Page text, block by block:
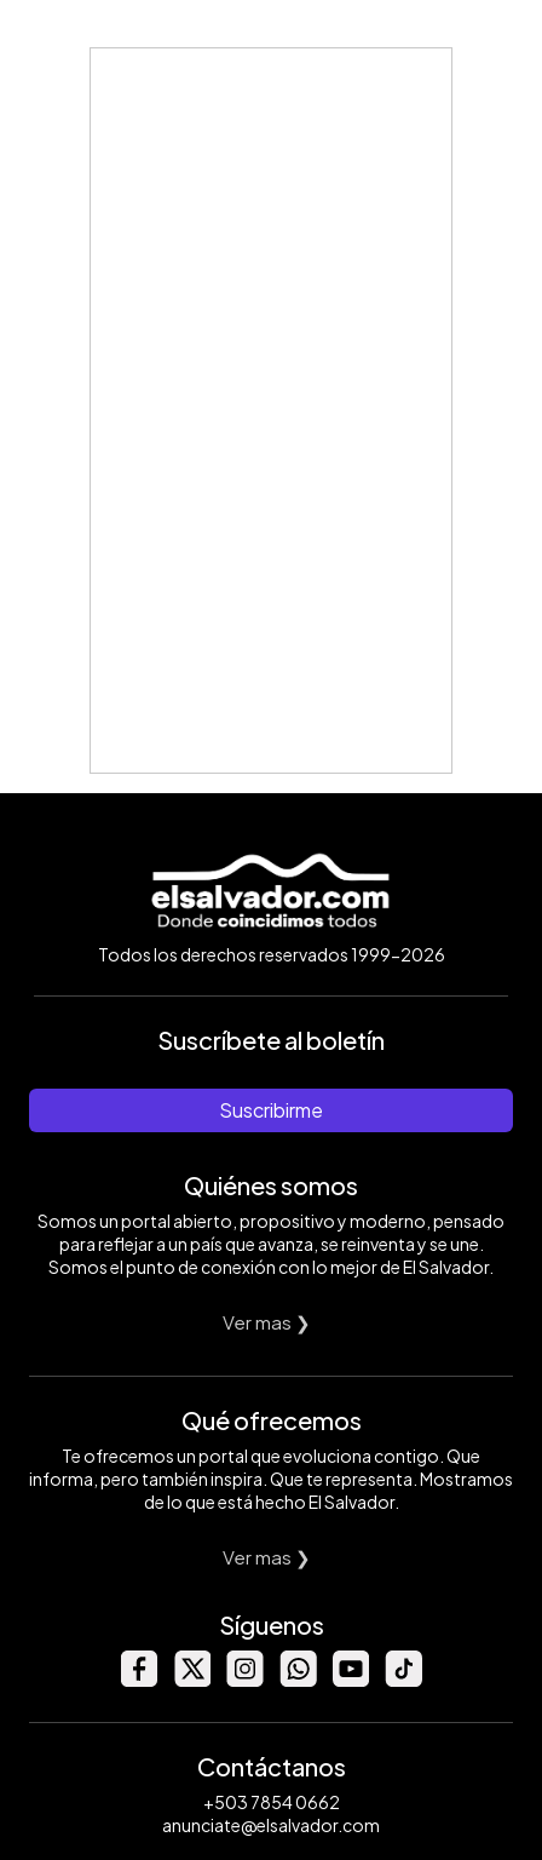
Todos los derechos reservados 1999-2026
Suscríbete al boletín
Suscribirme
Quiénes somos
Somos un portal abierto, propositivo y moderno, pensado
para reflejar a un país que avanza, se reinventa y se une.
Somos el punto de conexión con lo mejor de El Salvador.
Ver mas ❯
Qué ofrecemos
Te ofrecemos un portal que evoluciona contigo. Que
informa, pero también inspira. Que te representa. Mostramos
de lo que está hecho El Salvador.
Ver mas ❯
Síguenos
Contáctanos
+503 7854 0662
anunciate@elsalvador.com